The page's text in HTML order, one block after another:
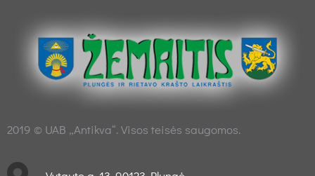
2019 © UAB „Antikva“. Visos teisės saugomos.